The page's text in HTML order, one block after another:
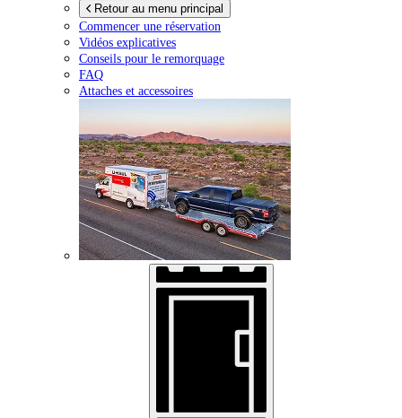
Retour au menu principal
Commencer une réservation
Vidéos explicatives
Conseils pour le remorquage
FAQ
Attaches et accessoires